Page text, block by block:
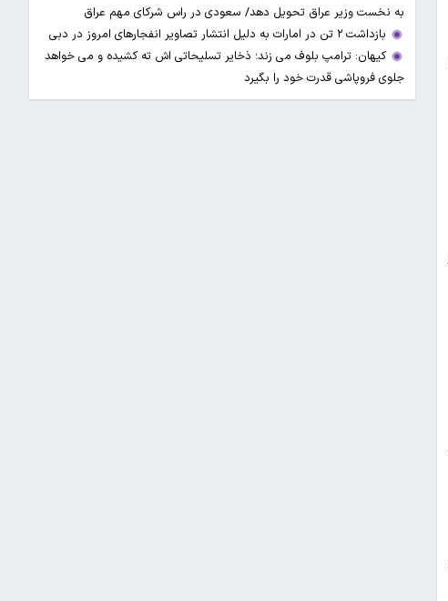
به نخست وزیر عراق تحویل دهد/ سعودی در راس شرکای مهم عراق
بازداشت ۲ تن در امارات به‌ دلیل انتشار تصاویر انفجارهای امروز در دبی
کیهان: ترامپ بلوف می زند؛ ذخایر تسلیحاتی اش ته کشیده و می خواهد
جلوی فروپاشی قدرت خود را بگیرد